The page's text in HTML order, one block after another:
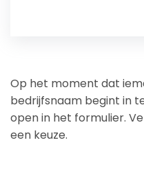
Op het moment dat
bedrijfsnaam begint in
open in het formulier.
een keuze.